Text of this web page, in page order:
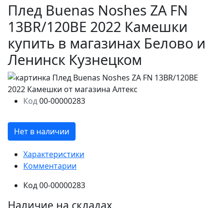
Плед Buenas Noshes ZA FN
13BR/120BE 2022 Камешки
купить в магазинах Белово и
Ленинск Кузнецком
Код00-00000283
Нет в наличии
Характеристики
Комментарии
Код00-00000283
Наличие на складах